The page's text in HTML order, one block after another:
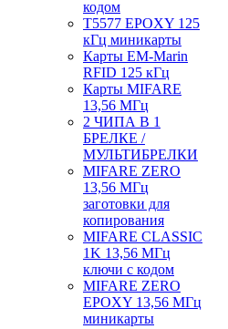
кодом
T5577 EPOXY 125
кГц миникарты
Карты EM-Marin
RFID 125 кГц
Карты MIFARE
13,56 МГц
2 ЧИПА В 1
БРЕЛКЕ /
МУЛЬТИБРЕЛКИ
MIFARE ZERO
13,56 МГц
заготовки для
копирования
MIFARE CLASSIC
1K 13,56 МГц
ключи с кодом
MIFARE ZERO
EPOXY 13,56 МГц
миникарты